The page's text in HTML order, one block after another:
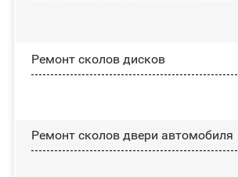
Ремонт сколов дисков
Ремонт сколов двери автомобиля